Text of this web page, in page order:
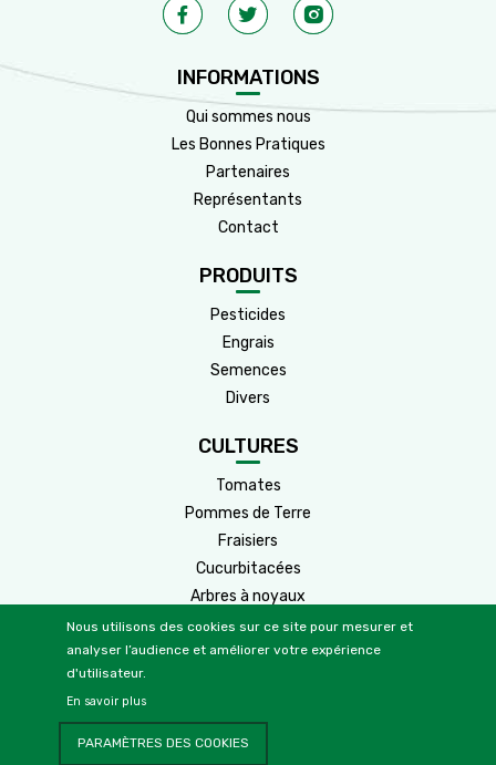
INFORMATIONS
Qui sommes nous
Les Bonnes Pratiques
Partenaires
Représentants
Contact
PRODUITS
Pesticides
Engrais
Semences
Divers
CULTURES
Tomates
Pommes de Terre
Fraisiers
Cucurbitacées
Arbres à noyaux
Arbres à pépins
Cultures
Oliviers
Céréales
Nous utilisons des cookies sur ce site pour mesurer et
analyser l’audience et améliorer votre expérience
d'utilisateur.
En savoir plus
PARAMÈTRES DES COOKIES